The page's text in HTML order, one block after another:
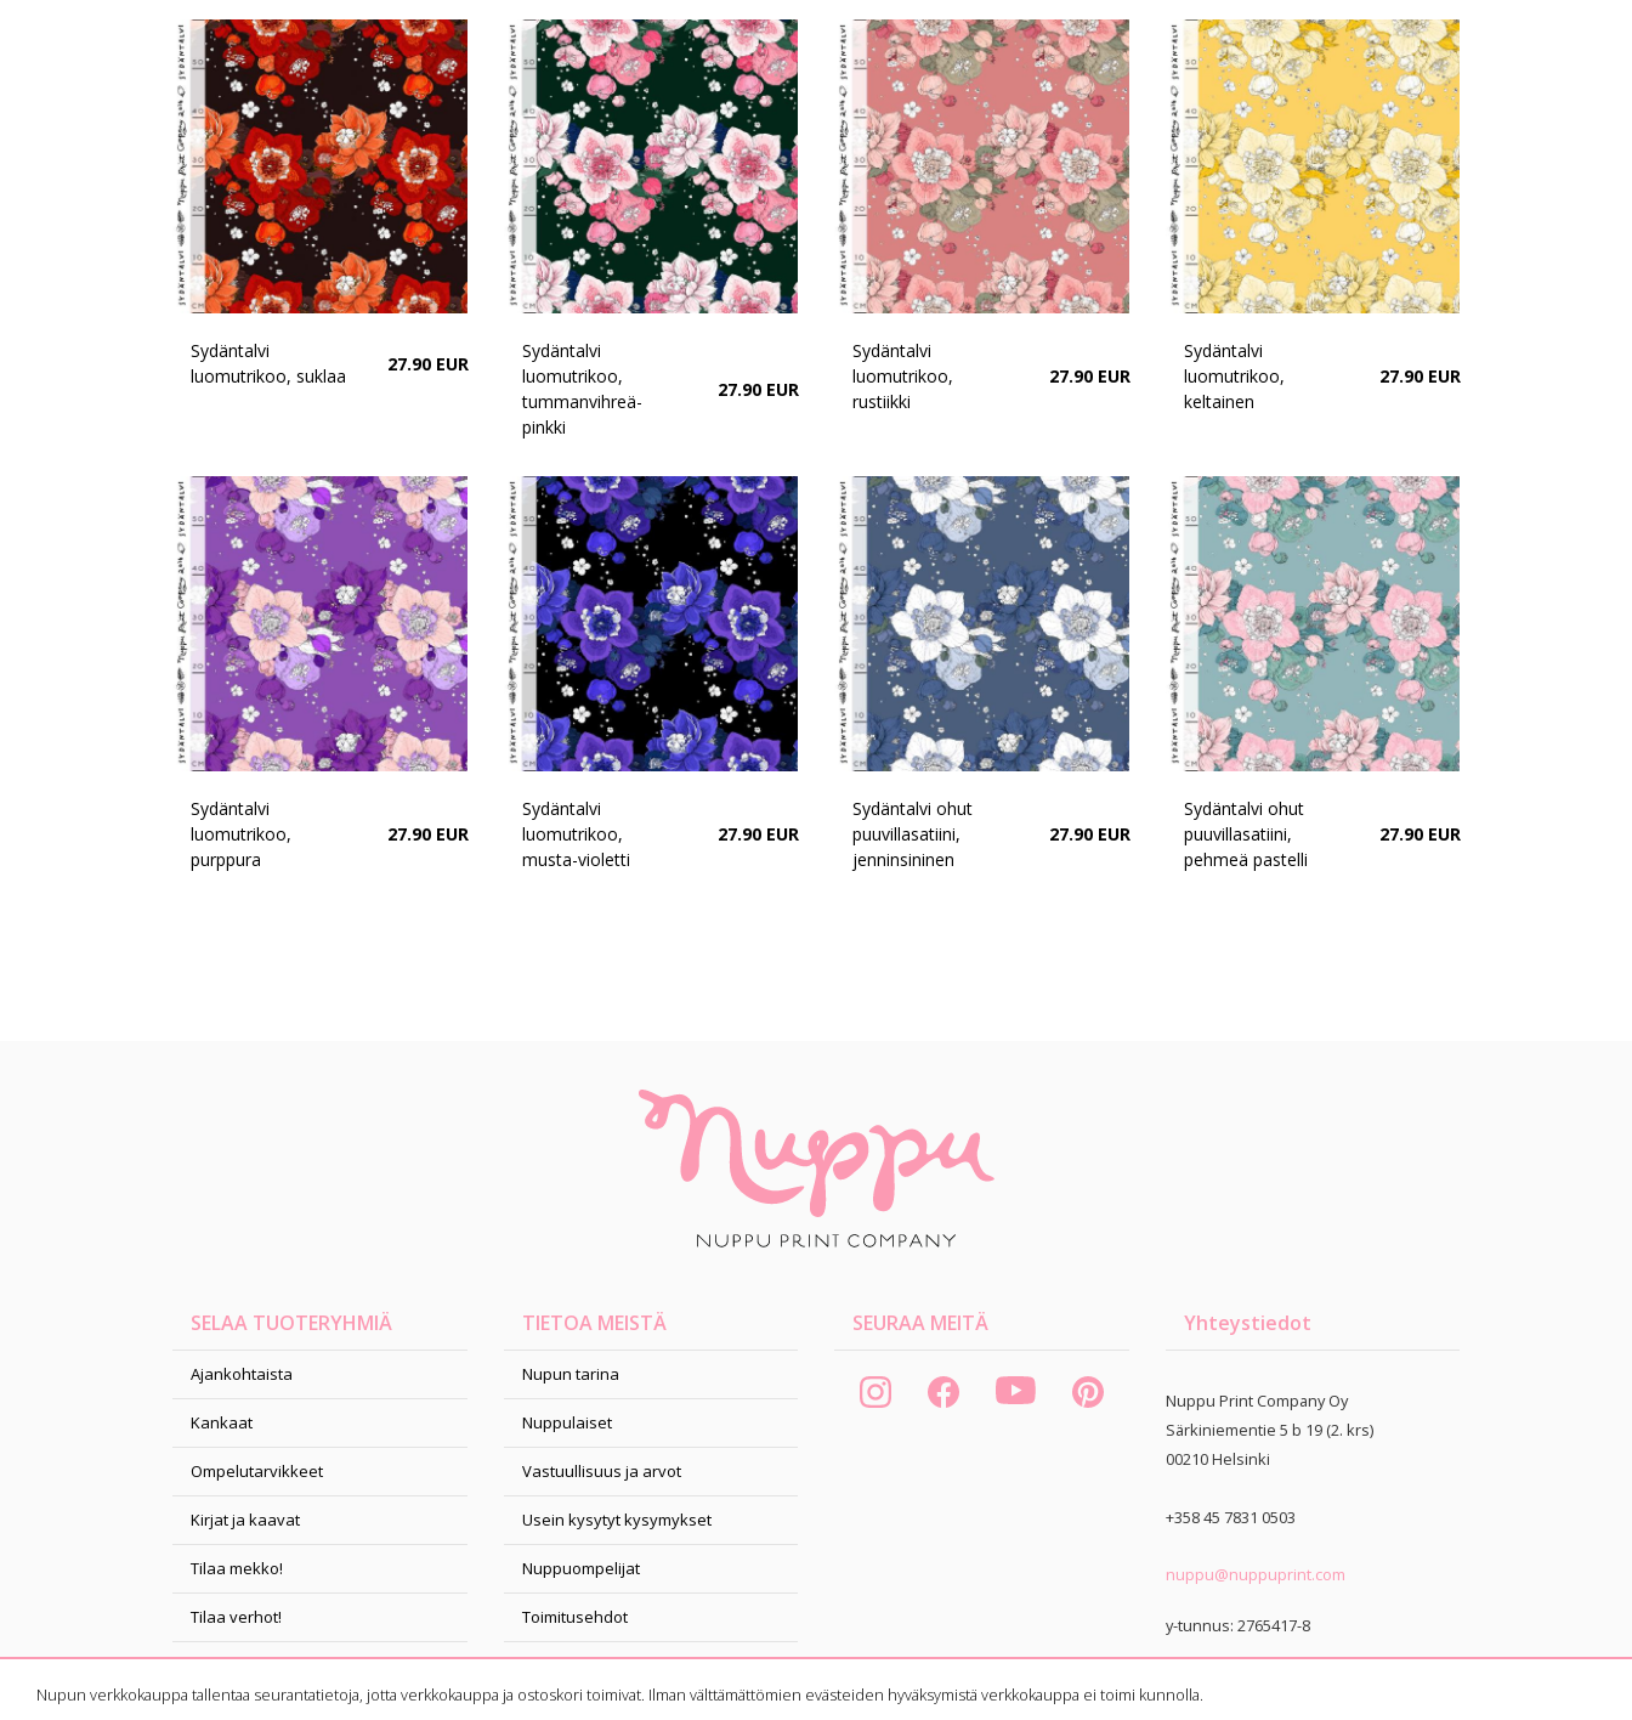
Sydäntalvi
luomutrikoo, suklaa
27.90 EUR
Sydäntalvi
luomutrikoo,
tummanvihreä-
pinkki
27.90 EUR
Sydäntalvi
luomutrikoo,
rustiikki
27.90 EUR
Sydäntalvi
luomutrikoo,
keltainen
27.90 EUR
Sydäntalvi
luomutrikoo,
purppura
27.90 EUR
Sydäntalvi
luomutrikoo,
musta-violetti
27.90 EUR
Sydäntalvi ohut
puuvillasatiini,
jenninsininen
27.90 EUR
Sydäntalvi ohut
puuvillasatiini,
pehmeä pastelli
27.90 EUR
SELAA TUOTERYHMIÄ
Ajankohtaista
Kankaat
Ompelutarvikkeet
Kirjat ja kaavat
Tilaa mekko!
Tilaa verhot!
Ompelukurssit
TIETOA MEISTÄ
Nupun tarina
Nuppulaiset
Vastuullisuus ja arvot
Usein kysytyt kysymykset
Nuppuompelijat
Toimitusehdot
Tapahtumakalenteri
SEURAA MEITÄ Yhteystiedot
Nuppu Print Company Oy
Särkiniementie 5 b 19 (2. krs)
00210Helsinki
+358 45 7831 0503
nuppu@nuppuprint.com
y-tunnus: 2765417-8
Nupun verkkokauppa tallentaa seurantatietoja, jotta verkkokauppa ja ostoskori toimivat. Ilman välttämättömien evästeiden hyväksymistä verkkokauppa ei toimi kunnolla.